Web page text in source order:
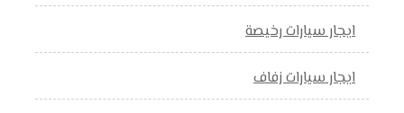
ايجار سيارات رخيصة
ايجار سيارات زفاف